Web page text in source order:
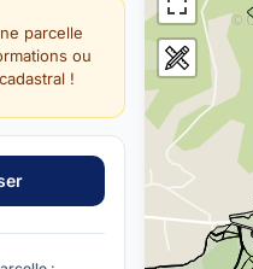
parcelle
ou
!